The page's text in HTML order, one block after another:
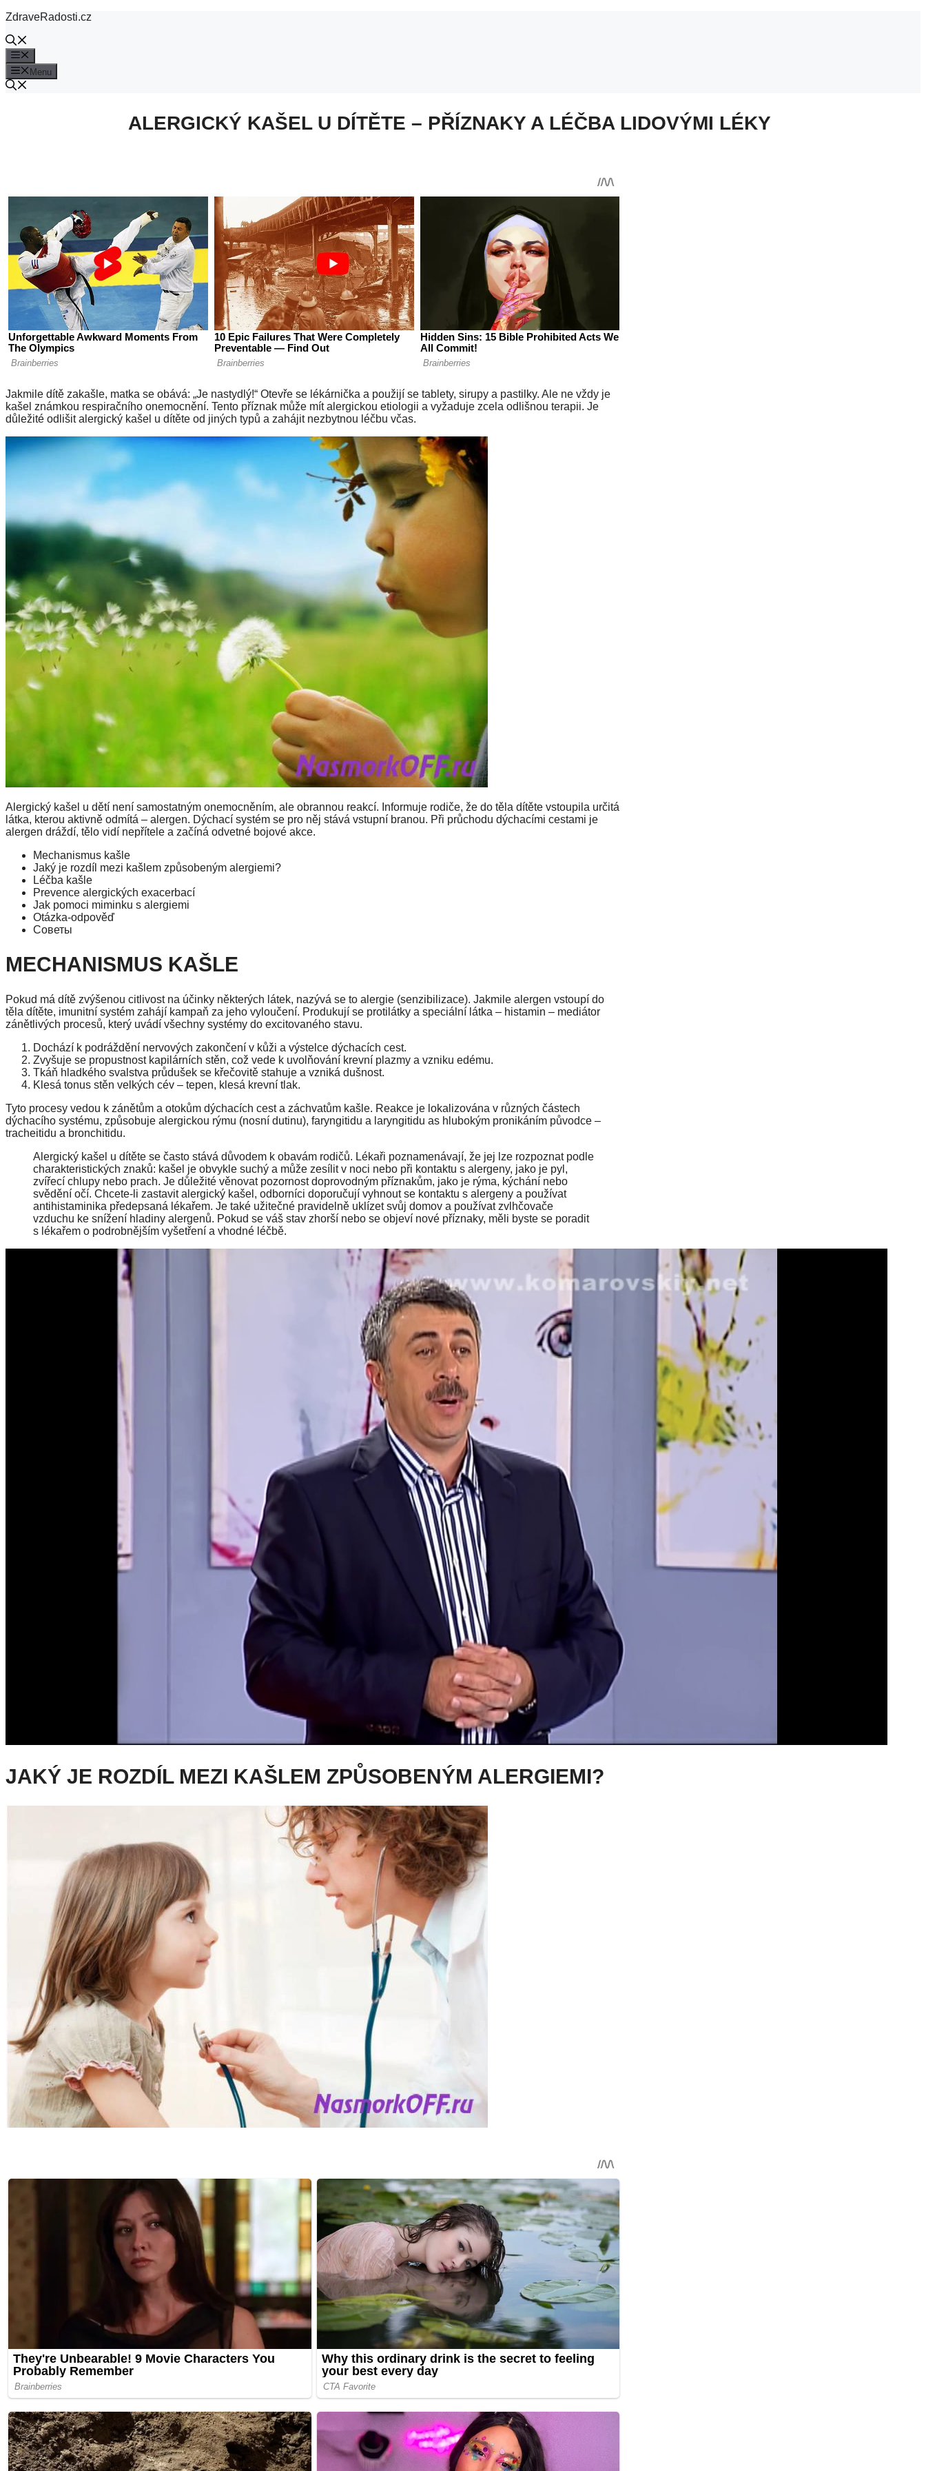
Přeskočit
obsah
ZdraveRadosti.cz
Menu
ALERGICKÝ KAŠEL U DÍTĚTE – PŘÍZNAKY A LÉČBA LIDOVÝMI LÉKY
Jakmile dítě zakašle, matka se obává: „Je nastydlý!“ Otevře se lékárnička a použijí se tablety, sirupy a pastilky. Ale ne vždy je
kašel známkou respiračního onemocnění. Tento příznak může mít alergickou etiologii a vyžaduje zcela odlišnou terapii. Je
důležité odlišit alergický kašel u dítěte od jiných typů a zahájit nezbytnou léčbu včas.
Alergický kašel u dětí není samostatným onemocněním, ale obrannou reakcí. Informuje rodiče, že do těla dítěte vstoupila určitá
látka, kterou aktivně odmítá – alergen. Dýchací systém se pro něj stává vstupní branou. Při průchodu dýchacími cestami je
alergen dráždí, tělo vidí nepřítele a začíná odvetné bojové akce.
Mechanismus kašle
Jaký je rozdíl mezi kašlem způsobeným alergiemi?
Léčba kašle
Prevence alergických exacerbací
Jak pomoci miminku s alergiemi
Otázka-odpověď
Советы
MECHANISMUS KAŠLE
Pokud má dítě zvýšenou citlivost na účinky některých látek, nazývá se to alergie (senzibilizace). Jakmile alergen vstoupí do
těla dítěte, imunitní systém zahájí kampaň za jeho vyloučení. Produkují se protilátky a speciální látka – histamin – mediátor
zánětlivých procesů, který uvádí všechny systémy do excitovaného stavu.
Dochází k podráždění nervových zakončení v kůži a výstelce dýchacích cest.
Zvyšuje se propustnost kapilárních stěn, což vede k uvolňování krevní plazmy a vzniku edému.
Tkáň hladkého svalstva průdušek se křečovitě stahuje a vzniká dušnost.
Klesá tonus stěn velkých cév – tepen, klesá krevní tlak.
Tyto procesy vedou k zánětům a otokům dýchacích cest a záchvatům kašle. Reakce je lokalizována v různých částech
dýchacího systému, způsobuje alergickou rýmu (nosní dutinu), faryngitidu a laryngitidu as hlubokým pronikáním původce –
tracheitidu a bronchitidu.
Alergický kašel u dítěte se často stává důvodem k obavám rodičů. Lékaři poznamenávají, že jej lze rozpoznat podle
charakteristických znaků: kašel je obvykle suchý a může zesílit v noci nebo při kontaktu s alergeny, jako je pyl,
zvířecí chlupy nebo prach. Je důležité věnovat pozornost doprovodným příznakům, jako je rýma, kýchání nebo
svědění očí. Chcete-li zastavit alergický kašel, odborníci doporučují vyhnout se kontaktu s alergeny a používat
antihistaminika předepsaná lékařem. Je také užitečné pravidelně uklízet svůj domov a používat zvlhčovače
vzduchu ke snížení hladiny alergenů. Pokud se váš stav zhorší nebo se objeví nové příznaky, měli byste se poradit
s lékařem o podrobnějším vyšetření a vhodné léčbě.
JAKÝ JE ROZDÍL MEZI KAŠLEM ZPŮSOBENÝM ALERGIEMI?